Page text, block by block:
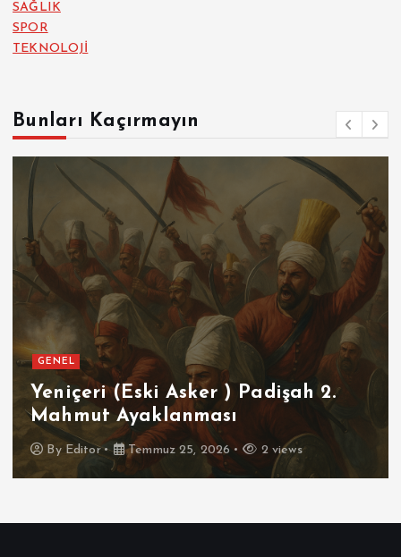
SAĞLIK
SPOR
TEKNOLOJİ
Bunları Kaçırmayın
GENEL
Yeniçeri (Eski Asker ) Padişah 2.
Mahmut Ayaklanması
By Editor Temmuz 25, 2026 2 views